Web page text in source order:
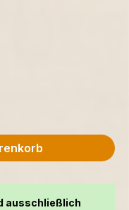
ausschließlich